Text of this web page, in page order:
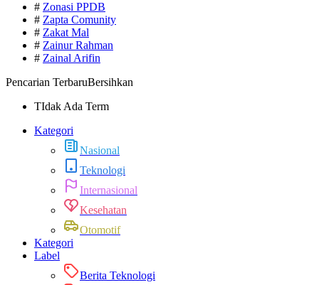
# Zonasi PPDB
# Zapta Comunity
# Zakat Mal
# Zainur Rahman
# Zainal Arifin
Pencarian TerbaruBersihkan
TIdak Ada Term
Kategori
Nasional
Teknologi
Internasional
Kesehatan
Otomotif
Kategori
Label
Berita Teknologi